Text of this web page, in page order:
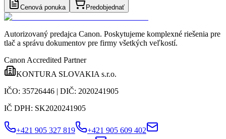
Cenová ponuka Predobjednať
Autorizovaný predajca Canon. Poskytujeme komplexné riešenia pre
tlač a správu dokumentov pre firmy všetkých veľkostí.
Canon Accredited Partner
KONTURA SLOVAKIA s.r.o.
IČO: 35726446 | DIČ: 2020241905
IČ DPH: SK2020241905
+421 905 327 819
+421 905 609 402